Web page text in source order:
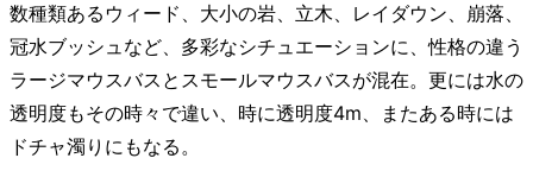
数種類あるウィード、大小の岩、立木、レイダウン、崩落、
冠水ブッシュなど、多彩なシチュエーションに、性格の違う
ラージマウスバスとスモールマウスバスが混在。更には水の
透明度もその時々で違い、時に透明度4m、またある時には
ドチャ濁りにもなる。